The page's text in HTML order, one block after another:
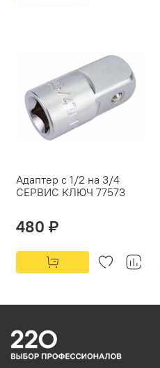
Адаптер с 1/2 на 3/4
СЕРВИС КЛЮЧ 77573
480 ₽